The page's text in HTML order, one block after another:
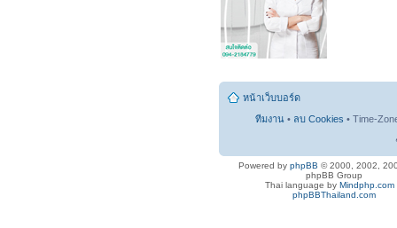
หน้าเว็บบอร์ด
ทีมงาน • ลบ Cookies • Time-
Powered by phpBB © 2000, 2002,
phpBB Group
Thai language by Mindphp.com
phpBBThailand.com